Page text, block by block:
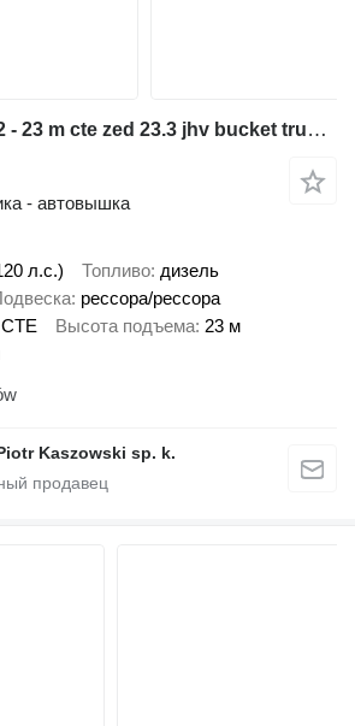
IVECO Daily 35S12 - 23 m cte zed 23.3 jhv bucket truck boom lift podno
- автовышка
л.с.) Топливо дизель
рессора/рессора
CTE Высота подъема 23 м
Kaszowski sp. k.